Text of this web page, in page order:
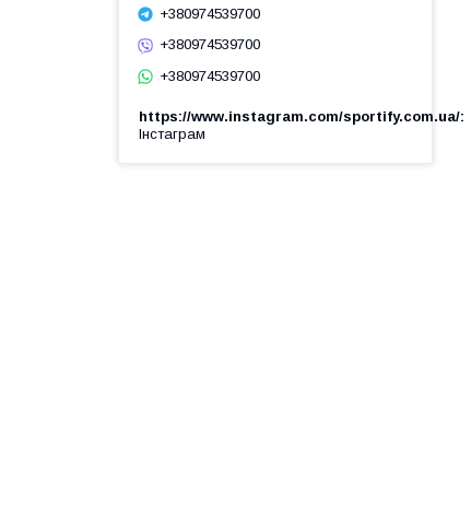
+380974539700
+380974539700
+380974539700
https://www.instagram.com/sportify.com.ua/
Інстаграм